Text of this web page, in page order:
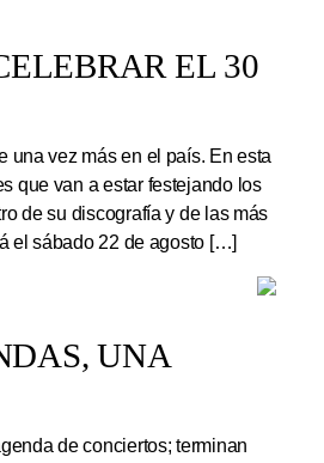
EL 30
una vez más en el país. En esta
que van a estar festejando los
de su discografía y de las más
el sábado 22 de agosto […]
UNA
de conciertos; terminan